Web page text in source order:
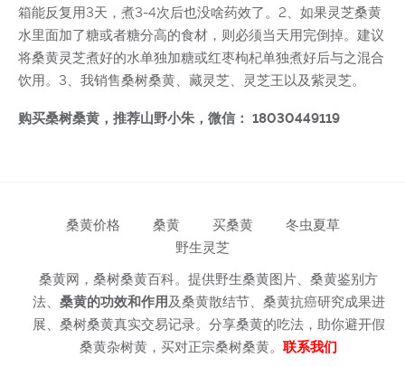
箱能反复用3天，煮3-4次后也没啥药效了。2、如果灵芝桑黄
水里面加了糖或者糖分高的食材，则必须当天用完倒掉。建议
将桑黄灵芝煮好的水单独加糖或红枣枸杞单独煮好后与之混合
饮用。3、我销售桑树桑黄、藏灵芝、灵芝王以及紫灵芝。
购买桑树桑黄，推荐山野小朱，微信： 18030449119
桑黄价格 桑黄 买桑黄
冬虫夏草
野生灵芝
桑黄网，桑树桑黄百科。提供野生桑黄图片、桑黄鉴别方
法、 桑黄的功效和作用及桑黄散结节、桑黄抗癌研究成果进
展、桑树桑黄真实交易记录。分享桑黄的吃法，助你避开假
桑黄杂树黄，买对正宗桑树桑黄。 联系我们